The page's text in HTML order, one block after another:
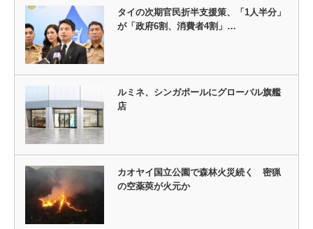
タイの次期官民折半支援策、「1人半分」
が「政府6割、消費者4割」…
ルミネ、シンガポールにグローバル旗艦
店
カオヤイ国立公園で森林火災続く 密猟
の空薬莢が火元か